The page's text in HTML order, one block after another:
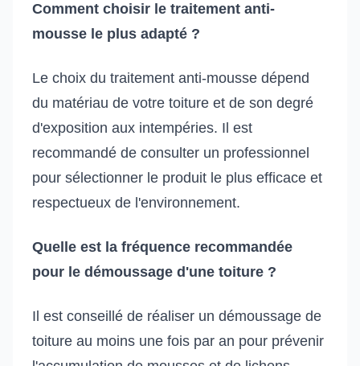
Comment choisir le traitement anti-
mousse le plus adapté ?
Le choix du traitement anti-mousse dépend
du matériau de votre toiture et de son degré
d'exposition aux intempéries. Il est
recommandé de consulter un professionnel
pour sélectionner le produit le plus efficace et
respectueux de l'environnement.
Quelle est la fréquence recommandée
pour le démoussage d'une toiture ?
Il est conseillé de réaliser un démoussage de
toiture au moins une fois par an pour prévenir